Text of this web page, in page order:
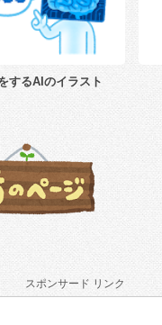
するAIのイラスト
スポンサード リンク